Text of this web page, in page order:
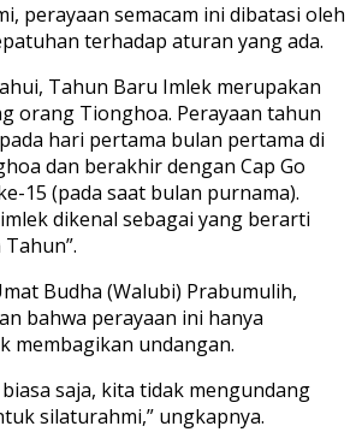
perayaan semacam ini dibatasi oleh
terhadap aturan yang ada.
Tahun Baru Imlek merupakan
orang Tionghoa. Perayaan tahun
hari pertama bulan pertama di
dan berakhir dengan Cap Go
15 (pada saat bulan purnama).
dikenal sebagai yang berarti
Budha (Walubi) Prabumulih,
bahwa perayaan ini hanya
membagikan undangan.
saja, kita tidak mengundang
silaturahmi,” ungkapnya.